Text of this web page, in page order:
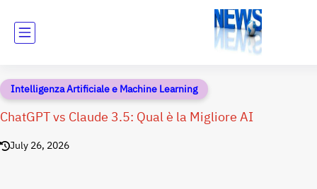
Intelligenza Artificiale e Machine Learning
ChatGPT vs Claude 3.5: Qual è la Migliore AI
July 26, 2026